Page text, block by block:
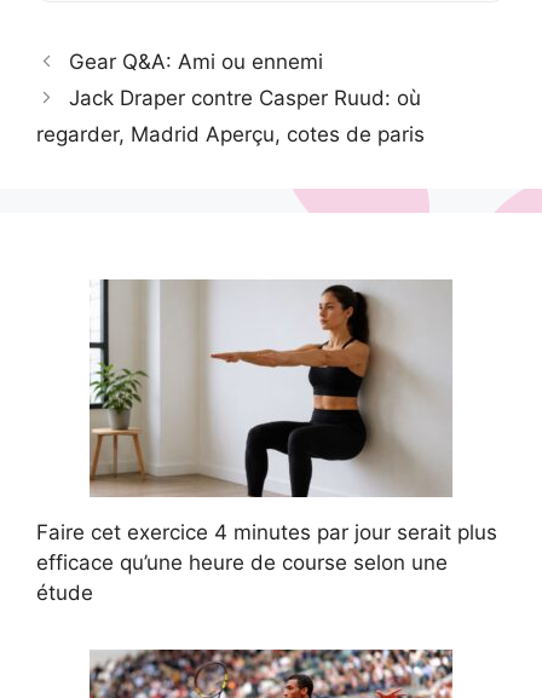
Gear Q&A: Ami ou ennemi
Jack Draper contre Casper Ruud: où
regarder, Madrid Aperçu, cotes de paris
Faire cet exercice 4 minutes par jour serait plus
efficace qu’une heure de course selon une
étude